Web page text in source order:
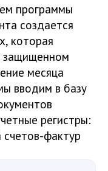
программы
создается
которая
защищенном
месяца
вводим в базу
регистры:
счетов-фактур